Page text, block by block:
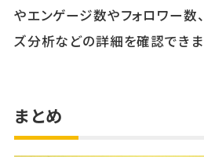
やエンゲージ数やフォロワー数
ズ分析などの詳細を確認できま
まとめ